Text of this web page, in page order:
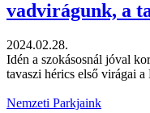
vadvirágunk, a
2024.02.28.
Idén a szokásosnál jóval
tavaszi hérics első virágai
Nemzeti Parkjaink